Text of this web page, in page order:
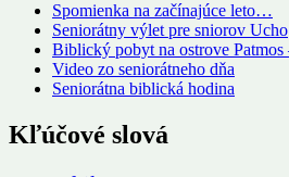
Spomienka na začínajúce leto…
Seniorátny výlet pre sniorov Ucho
Biblický pobyt na ostrove Patmos
Video zo seniorátneho dňa
Seniorátna biblická hodina
Kľúčové slová